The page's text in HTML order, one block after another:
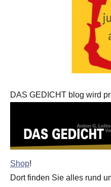
DAS GEDICHT blog wird
Shop!
Dort finden Sie alles rund